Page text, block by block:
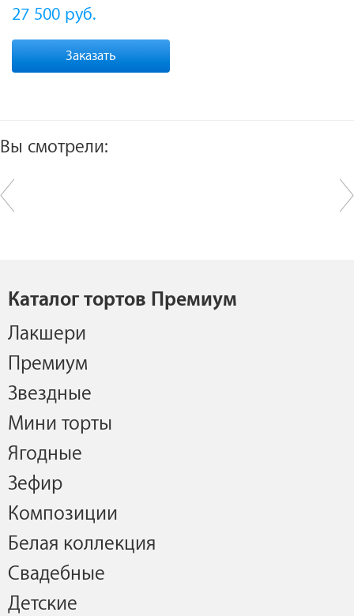
27 500 руб.
Заказать
Вы смотрели:
Каталог тортов Премиум
Лакшери
Премиум
Звездные
Мини торты
Ягодные
Зефир
Композиции
Белая коллекция
Свадебные
Детские